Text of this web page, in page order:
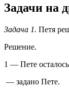
Задачи на
Задача 1. Петя
Решение.
1 — Пете
— задано Пете.